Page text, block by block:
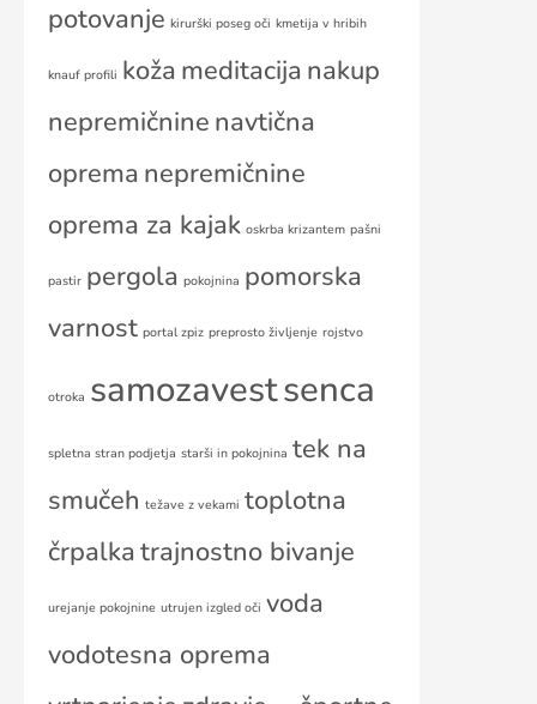
potovanje kirurški poseg oči kmetija v hribih
knauf profili koža meditacija nakup
nepremičnine navtična
oprema nepremičnine
oprema za kajak oskrba krizantem pašni
pastir pergola pokojnina pomorska
varnost portal zpiz preprosto življenje rojstvo
otroka samozavestsenca
spletna stran podjetja starši in pokojnina tek na
smučeh težave z vekami toplotna
črpalka trajnostno bivanje
urejanje pokojnine utrujen izgled oči voda
vodotesna oprema